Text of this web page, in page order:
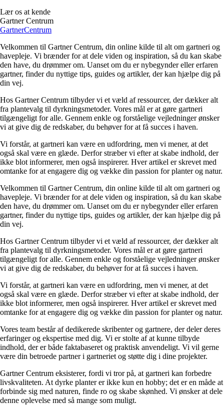
Lær os at kende
Gartner Centrum
GartnerCentrum
Velkommen til Gartner Centrum, din online kilde til alt om gartneri og
havepleje. Vi brænder for at dele viden og inspiration, så du kan skabe
den have, du drømmer om. Uanset om du er nybegynder eller erfaren
gartner, finder du nyttige tips, guides og artikler, der kan hjælpe dig på
din vej.
Hos Gartner Centrum tilbyder vi et væld af ressourcer, der dækker alt
fra plantevalg til dyrkningsmetoder. Vores mål er at gøre gartneri
tilgængeligt for alle. Gennem enkle og forståelige vejledninger ønsker
vi at give dig de redskaber, du behøver for at få succes i haven.
Vi forstår, at gartneri kan være en udfordring, men vi mener, at det
også skal være en glæde. Derfor stræber vi efter at skabe indhold, der
ikke blot informerer, men også inspirerer. Hver artikel er skrevet med
omtanke for at engagere dig og vække din passion for planter og natur.
Velkommen til Gartner Centrum, din online kilde til alt om gartneri og
havepleje. Vi brænder for at dele viden og inspiration, så du kan skabe
den have, du drømmer om. Uanset om du er nybegynder eller erfaren
gartner, finder du nyttige tips, guides og artikler, der kan hjælpe dig på
din vej.
Hos Gartner Centrum tilbyder vi et væld af ressourcer, der dækker alt
fra plantevalg til dyrkningsmetoder. Vores mål er at gøre gartneri
tilgængeligt for alle. Gennem enkle og forståelige vejledninger ønsker
vi at give dig de redskaber, du behøver for at få succes i haven.
Vi forstår, at gartneri kan være en udfordring, men vi mener, at det
også skal være en glæde. Derfor stræber vi efter at skabe indhold, der
ikke blot informerer, men også inspirerer. Hver artikel er skrevet med
omtanke for at engagere dig og vække din passion for planter og natur.
Vores team består af dedikerede skribenter og gartnere, der deler deres
erfaringer og ekspertise med dig. Vi er stolte af at kunne tilbyde
indhold, der er både faktabaseret og praktisk anvendeligt. Vi vil gerne
være din betroede partner i gartneriet og støtte dig i dine projekter.
Gartner Centrum eksisterer, fordi vi tror på, at gartneri kan forbedre
livskvaliteten. At dyrke planter er ikke kun en hobby; det er en måde at
forbinde sig med naturen, finde ro og skabe skønhed. Vi ønsker at dele
denne oplevelse med så mange som muligt.